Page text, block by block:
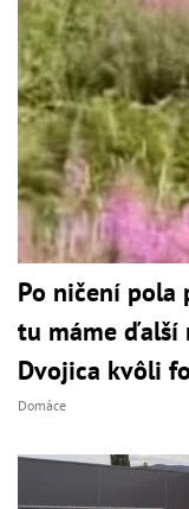
Po ničení pola
tu máme ďalší
Dvojica kvôli
Domáce